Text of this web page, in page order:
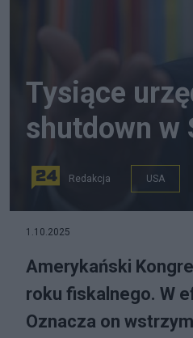
Tysiące
shutdown w
Redakcja USA
1.10.2025
Amerykański
roku fiskalnego. W
Oznacza on